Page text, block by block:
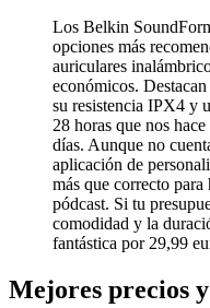
Los Belkin
opciones más
auriculares
económicos.
su resistencia IPX4 y
28 horas que nos
días. Aunque no
aplicación de
más que correcto para
pódcast. Si tu
comodidad y la
fantástica por 29,99
Mejores precios